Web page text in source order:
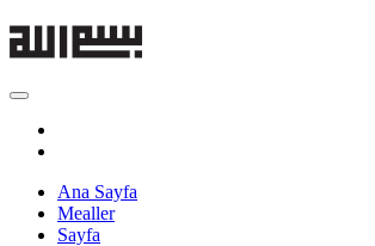
Ana Sayfa
Mealler
Sayfa